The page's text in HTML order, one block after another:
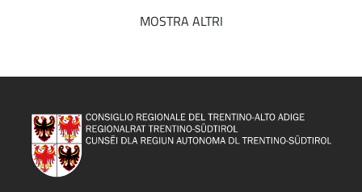
MOSTRA ALTRI